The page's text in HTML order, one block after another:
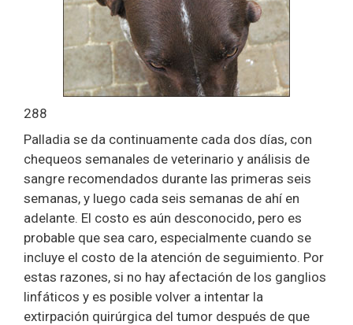
288
Palladia se da continuamente cada dos días, con
chequeos semanales de veterinario y análisis de
sangre recomendados durante las primeras seis
semanas, y luego cada seis semanas de ahí en
adelante. El costo es aún desconocido, pero es
probable que sea caro, especialmente cuando se
incluye el costo de la atención de seguimiento. Por
estas razones, si no hay afectación de los ganglios
linfáticos y es posible volver a intentar la
extirpación quirúrgica del tumor después de que